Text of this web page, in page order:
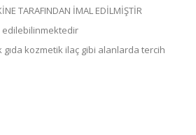
TARAFINDAN İMAL EDİLMİŞTİR
kozmetik ilaç gibi alanlarda tercih